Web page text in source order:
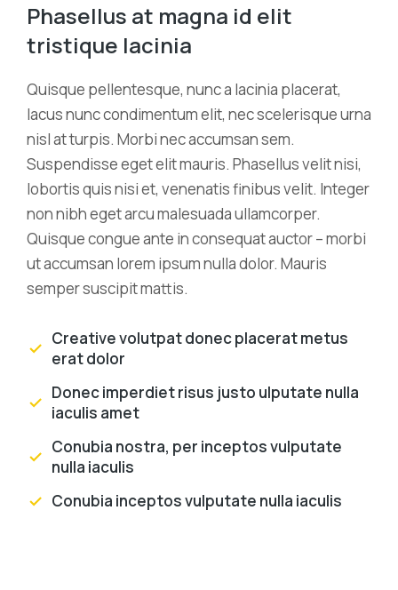
Phasellus at magna id elit
tristique lacinia
Quisque pellentesque, nunc a lacinia placerat,
lacus nunc condimentum elit, nec scelerisque urna
nisl at turpis. Morbi nec accumsan sem.
Suspendisse eget elit mauris. Phasellus velit nisi,
lobortis quis nisi et, venenatis finibus velit. Integer
non nibh eget arcu malesuada ullamcorper.
Quisque congue ante in consequat auctor – morbi
ut accumsan lorem ipsum nulla dolor. Mauris
semper suscipit mattis.
Creative volutpat donec placerat metus
erat dolor
Donec imperdiet risus justo ulputate nulla
iaculis amet
Conubia nostra, per inceptos vulputate
nulla iaculis
Conubia inceptos vulputate nulla iaculis